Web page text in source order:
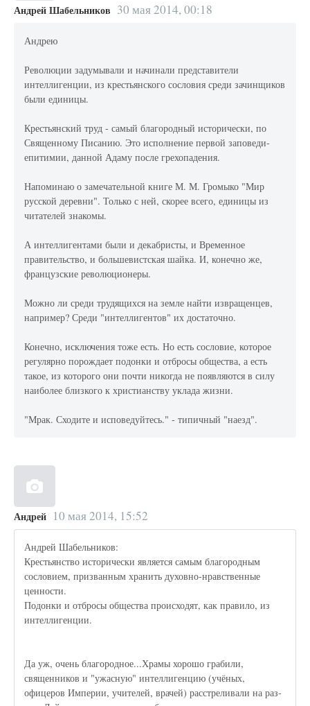
Андрей Шабельников 30 мая 2014, 00:18
Андрею
Революции задумывали и начинали представители
интеллигенции, из крестьянского сословия среди зачинщиков
были единицы.
Крестьянский труд - самый благородный исторически, по
Священному Писанию. Это исполнение первой заповеди-
епитимии, данной Адаму после грехопадения.
Напоминаю о замечательной книге М. М. Громыко "Мир
русской деревни". Только с ней, скорее всего, единицы из
читателей знакомы.
А интеллигентами были и декабристы, и Временное
правительство, и большевистская шайка. И, конечно же,
французские революционеры.
Можно ли среди трудящихся на земле найти извращенцев,
например? Среди "интеллигентов" их достаточно.
Конечно, исключения тоже есть. Но есть сословие, которое
регулярно порождает подонки и отбросы общества, а есть
такое, из которого они почти никогда не появляются в силу
наиболее близкого к христианству уклада жизни.
"Мрак. Сходите и исповедуйтесь." - типичный "наезд".
Андрей 10 мая 2014, 15:52
Андрей Шабельников:
Крестьянство исторически является самым благородным
сословием, призванным хранить духовно-нравственные
ценности.
Подонки и отбросы общества происходят, как правило, из
интеллигенции.
Да уж, очень благородное...Храмы хорошо грабили,
священников и "ужасную" интеллигенцию (учёных,
офицеров Империи, учителей, врачей) расстреливали на раз-